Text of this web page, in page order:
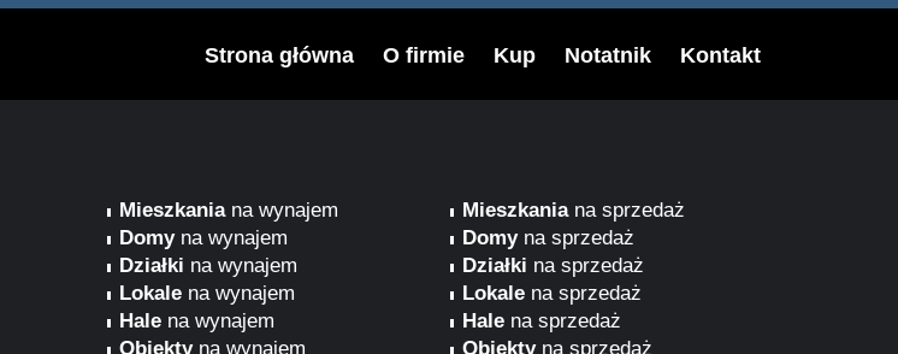
Strona główna O firmie Kup Notatnik Kontakt
Mieszkaniana wynajem
Domyna wynajem
Działki na wynajem
Lokale na wynajem
Hale na wynajem
Obiektyna wynajem
Mieszkaniana sprzedaż
Domyna sprzedaż
Działki na sprzedaż
Lokale na sprzedaż
Hale na sprzedaż
Obiektyna sprzedaż